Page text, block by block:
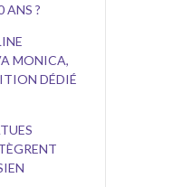
ANS ?
MONICA,
DÉDIÉ